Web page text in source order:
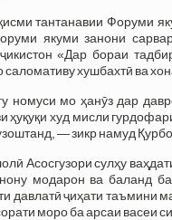
тантанавии Форуми
якуми занони
«Дар бораи
хушбахтӣ ва
номуси мо ҳанӯз дар
ҳуқуқи худ мисли
— зикр намуд
Асосгузори сулҳу
модарон ва баланд
давлатӣ ҷиҳати таъмини
моро ба арсаи васеи